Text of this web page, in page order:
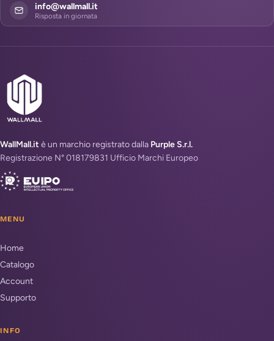
info@wallmall.it
Risposta in giornata
WallMall.it è un marchio registrato dalla Purple S.r.l.
Registrazione N° 018179831 Ufficio Marchi Europeo
MENU
Home
Catalogo
Account
Supporto
INFO